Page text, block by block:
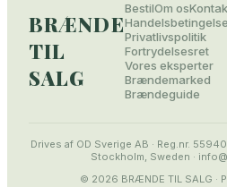
BRÆNDE
TIL
SALG
BestilOm os
Privatlivspolitik
Fortrydelsesret
Vores eksperter
Brændemarked
Brændeguide
Drives af OD Sverige AB · Reg.nr.
Stockholm, Sweden ·
© 2026 BRÆNDE TIL SALG ·